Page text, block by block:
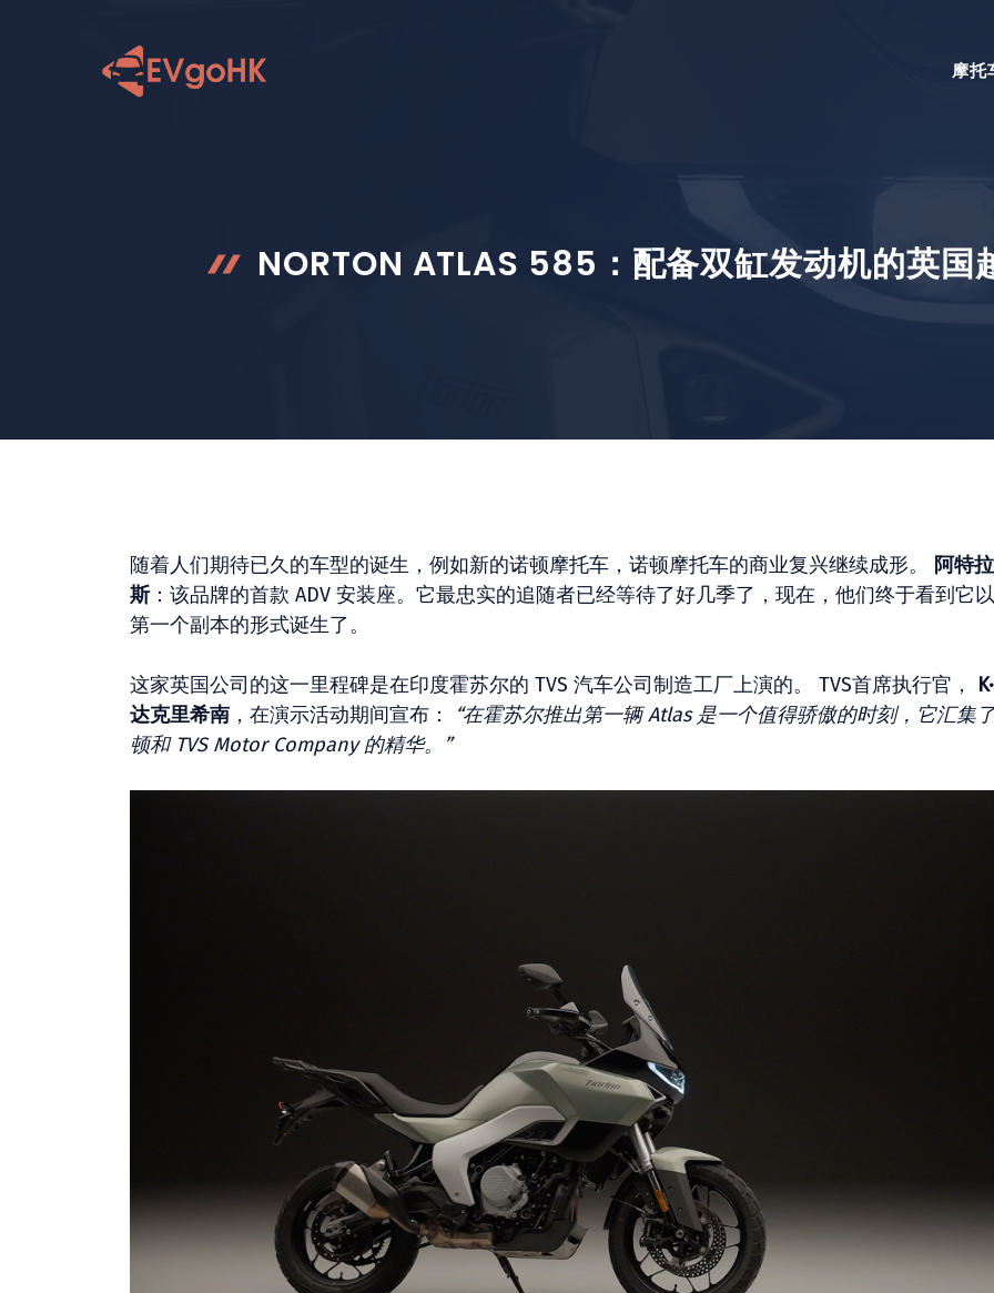
摩托
NORTON ATLAS 585：配备双缸发动机的英国
随着人们期待已久的车型的诞生，例如新的诺顿摩托车，诺顿摩托车的商业复兴继续成形。
阿特拉
斯：该品牌的首款 ADV 安装座。它最忠实的追随者已经等待了好几季了，现在，他们终于看到它
第一个副本的形式诞生了。
这家英国公司的这一里程碑是在印度霍苏尔的 TVS 汽车公司制造工厂上演的。 TVS首席执行官，
达克里希南 ，在演示活动期间宣布：
“在霍苏尔推出第一辆 Atlas 是一个值得骄傲的时刻，它汇集
顿和 TVS Motor Company 的精华。”